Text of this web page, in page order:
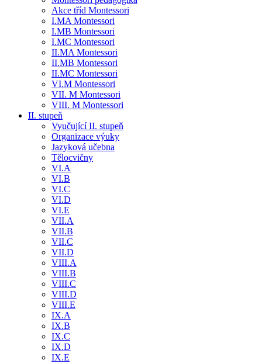
Akce tříd Montessori
I.MA Montessori
I.MB Montessori
I.MC Montessori
II.MA Montessori
II.MB Montessori
II.MC Montessori
VI.M Montessori
VII. M Montessori
VIII. M Montessori
II. stupeň
Vyučující II. stupeň
Organizace výuky
Jazyková učebna
Tělocvičny
VI.A
VI.B
VI.C
VI.D
VI.E
VII.A
VII.B
VII.C
VII.D
VIII.A
VIII.B
VIII.C
VIII.D
VIII.E
IX.A
IX.B
IX.C
IX.D
IX.E